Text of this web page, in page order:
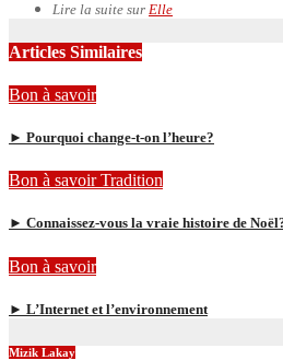
Lire la suite sur Elle
Articles Similaires
Bon à savoir
► Pourquoi change-t-on l’heure?
Bon à savoirTradition
► Connaissez-vous la vraie histoire de
Bon à savoir
► L’Internet et l’environnement
Mizik Lakay